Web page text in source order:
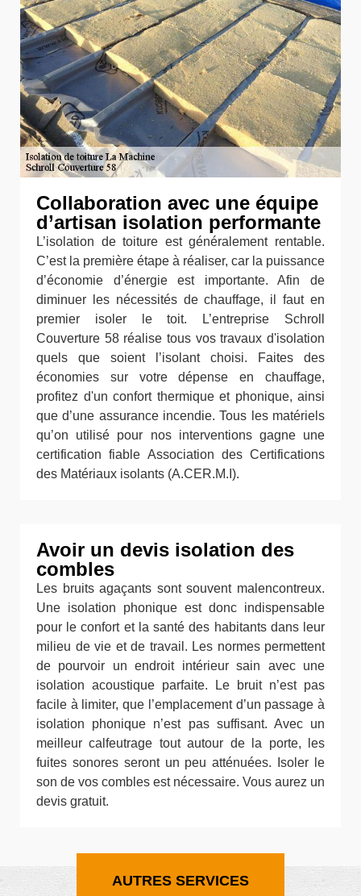
Collaboration avec une équipe
d’artisan isolation performante
L’isolation de toiture est généralement rentable.
C’est la première étape à réaliser, car la puissance
d’économie d’énergie est importante. Afin de
diminuer les nécessités de chauffage, il faut en
premier isoler le toit. L’entreprise Schroll
Couverture 58 réalise tous vos travaux d'isolation
quels que soient l’isolant choisi. Faites des
économies sur votre dépense en chauffage,
profitez d'un confort thermique et phonique, ainsi
que d’une assurance incendie. Tous les matériels
qu’on utilisé pour nos interventions gagne une
certification fiable Association des Certifications
des Matériaux isolants (A.CER.M.I).
Avoir un devis isolation des
combles
Les bruits agaçants sont souvent malencontreux.
Une isolation phonique est donc indispensable
pour le confort et la santé des habitants dans leur
milieu de vie et de travail. Les normes permettent
de pourvoir un endroit intérieur sain avec une
isolation acoustique parfaite. Le bruit n’est pas
facile à limiter, que l’emplacement d’un passage à
isolation phonique n’est pas suffisant. Avec un
meilleur calfeutrage tout autour de la porte, les
fuites sonores seront un peu atténuées. Isoler le
son de vos combles est nécessaire. Vous aurez un
devis gratuit.
AUTRES SERVICES